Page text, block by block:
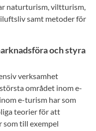
naturturism, viltturism,
samt metoder för
och styra
verksamhet
området inom e-
e-turism har som
teorier för att
som till exempel